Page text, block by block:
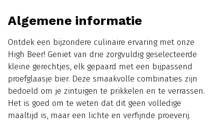
Algemene informatie
Ontdek een bijzondere culinaire ervaring met onze
High Beer! Geniet van drie zorgvuldig geselecteerde
kleine gerechtjes, elk gepaard met een bijpassend
proefglaasje bier. Deze smaakvolle combinaties zijn
bedoeld om je zintuigen te prikkelen en te verrassen.
Het is goed om te weten dat dit geen volledige
maaltijd is, maar een lichte en verfijnde proeverij.